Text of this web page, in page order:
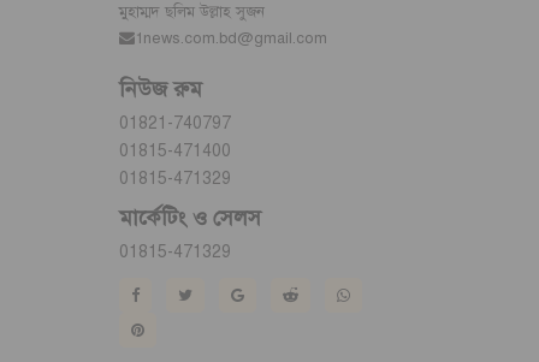
মুহাম্মদ ছলিম উল্লাহ সুজন
1news.com.bd@gmail.com
নিউজ রুম
01821-740797
01815-471400
01815-471329
মার্কেটিং ও সেলস
01815-471329